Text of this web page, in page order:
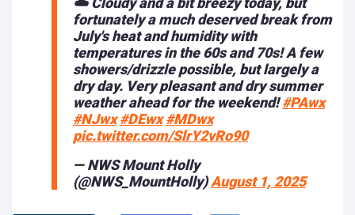
fortunately a much deserved break from
July's heat and humidity with
temperatures in the 60s and 70s! A few
showers/drizzle possible, but largely a
dry day. Very pleasant and dry summer
weather ahead for the weekend!#PAwx
#NJwx #DEwx #MDwx
pic.twitter.com/SlrY2vRo90
— NWS Mount Holly
(@NWS_MountHolly)August 1, 2025